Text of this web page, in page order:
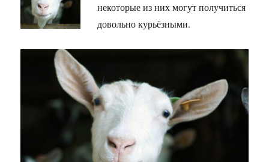
некоторые из них могут получиться
довольно курьёзными.